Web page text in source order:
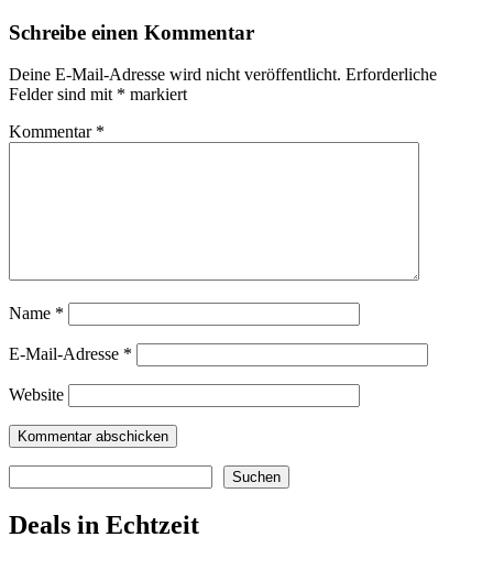
Schreibe einen Kommentar
Deine E-Mail-Adresse wird nicht veröffentlicht. Erforderliche
Felder sind mit * markiert
Kommentar *
Name *
E-Mail-Adresse *
Website
Suchen
Deals in Echtzeit